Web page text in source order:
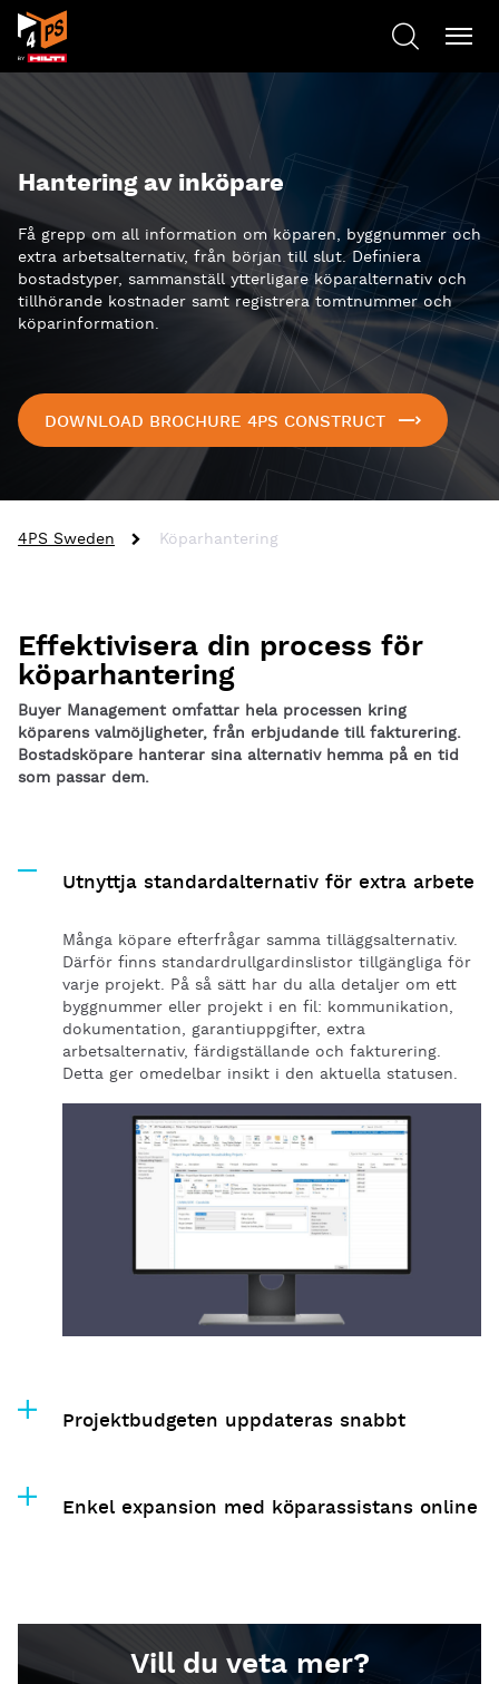
Hantering av inköpare
Få grepp om all information om köparen, byggnummer och
extra arbetsalternativ, från början till slut. Definiera
bostadstyper, sammanställ ytterligare köparalternativ och
tillhörande kostnader samt registrera tomtnummer och
köparinformation.
DOWNLOAD BROCHURE 4PS CONSTRUCT
4PS Sweden Köparhantering
Effektivisera din process för
köparhantering
Buyer Management omfattar hela processen kring
köparens valmöjligheter, från erbjudande till fakturering.
Bostadsköpare hanterar sina alternativ hemma på en tid
som passar dem.
Utnyttja standardalternativ för extra arbete
Många köpare efterfrågar samma tilläggsalternativ.
Därför finns standardrullgardinslistor tillgängliga för
varje projekt. På så sätt har du alla detaljer om ett
byggnummer eller projekt i en fil: kommunikation,
dokumentation, garantiuppgifter, extra
arbetsalternativ, färdigställande och fakturering.
Detta ger omedelbar insikt i den aktuella statusen.
Projektbudgeten uppdateras snabbt
Enkel expansion med köparassistans online
Vill du veta mer?